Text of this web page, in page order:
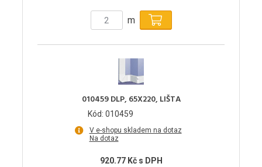
m
010459 DLP, 65X220, LIŠTA
Kód: 010459
V e-shopu skladem na dotaz
Na dotaz
920.77 Kč s DPH